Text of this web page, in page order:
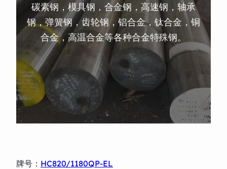
碳素钢，模具钢，合金钢，高速钢，轴承
钢，弹簧钢，齿轮钢，铝合金，钛合金，铜
合金，高温合金等各种合金特殊钢。
牌号： HC820/1180QP-EL